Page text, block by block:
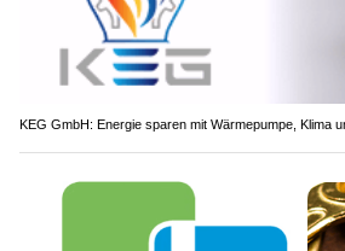
KEG GmbH: Energie sparen mit Wärmepumpe, Klima